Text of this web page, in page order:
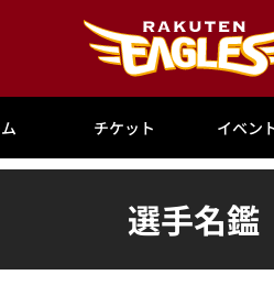
チケット イベン
選手名鑑